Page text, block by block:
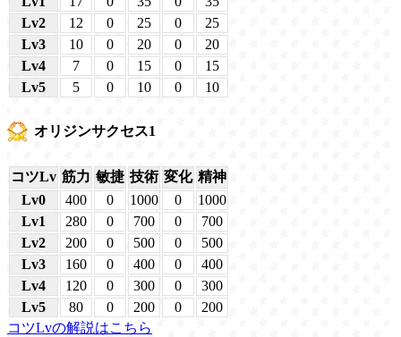
Lv2
12 0 25 0
25
Lv3
10 0 20 0
20
Lv4
7 0 15 0
15
Lv5
5 0 10 0 10
オリジンサクセス1
コツLv 筋力 敏捷 技術 変化 精神
Lv0
400 0 1000 0
1000
Lv1
280 0 700 0
700
Lv2
200 0 500 0
500
Lv3
160 0 400 0
400
Lv4
120 0 300 0
300
Lv5
80 0 200 0
200
コツLvの解説はこちら